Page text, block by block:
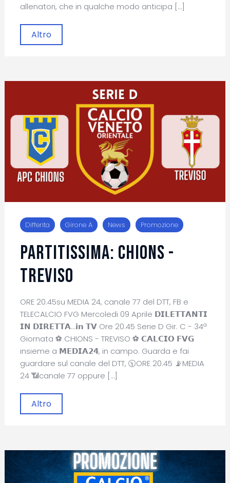
allenatori, che in qualche modo anticipa […]
Altro
Differita Girone A News Promozione
PARTITISSIMA: CHIONS -
TREVISO
ORE 20.45su MEDIA 24, canale 77 del DTT, FB e
TELECALCIO FVG Mercoledi 09 Aprile 𝗗𝗜𝗟𝗘𝗧𝗧𝗔𝗡𝗧𝗜
𝗜𝗡 𝗗𝗜𝗥𝗘𝗧𝗧𝗔...𝗶𝗻 𝗧𝗩 Ore 20.45 Serie D Gir. C - 34ª
Giornata ⚽ CHIONS - TREVISO ⚽ 𝗖𝗔𝗟𝗖𝗜𝗢 𝗙𝗩𝗚
insieme a 𝗠𝗘𝗗𝗜𝗔𝟮𝟰, in campo. Guarda e fai
guardare sul canale del DTT, 🕥ORE 20.45 📡MEDIA
24 📶canale 77 oppure […]
Altro